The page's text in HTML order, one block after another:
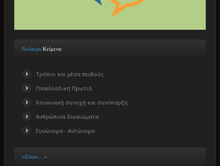
Νεώτερα Κείμενα
Τρόποι και μέσα πειθούς
Πανελλαδική Πρωτιά
Κοινωνική συνοχή και συνύπαρξη
Ανθρώπινα δικαιώματα
Συνώνυμα - Αντώνυμα
«Είπαν…..»